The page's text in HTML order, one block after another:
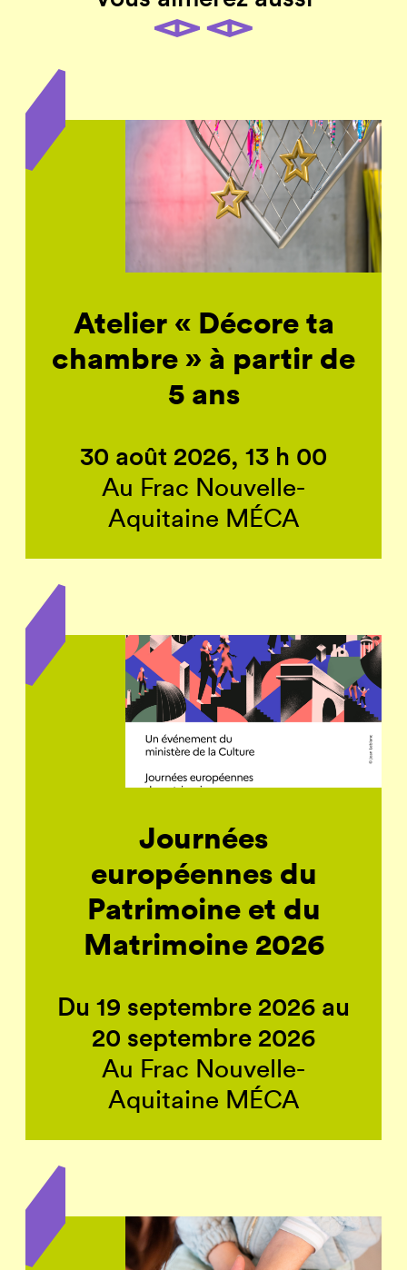
Atelier « Décore ta
chambre » à partir de
5 ans
30 août 2026, 13 h 00
Au Frac Nouvelle-
Aquitaine MÉCA
Journées
européennes du
Patrimoine et du
Matrimoine 2026
Du 19 septembre 2026 au
20 septembre 2026
Au Frac Nouvelle-
Aquitaine MÉCA